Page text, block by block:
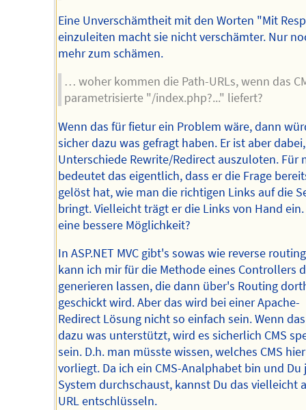
Eine Unverschämtheit mit den Worten "Mit
einzuleiten macht sie nicht verschämter. Nur
mehr zum schämen.
… woher kommen die Path-URLs, wenn das
parametrisierte "/index.php?..." liefert?
Wenn das für fietur ein Problem wäre, dann
sicher dazu was gefragt haben. Er ist aber
Unterschiede Rewrite/Redirect auszuloten. Für
bedeutet das eigentlich, dass er die Frage
gelöst hat, wie man die richtigen Links auf die
bringt. Vielleicht trägt er die Links von Hand
eine bessere Möglichkeit?
In ASP.NET MVC gibt's sowas wie reverse
kann ich mir für die Methode eines Controllers
generieren lassen, die dann über's Routing
geschickt wird. Aber das wird bei einer Apache-
Redirect Lösung nicht so einfach sein. Wenn das
dazu was unterstützt, wird es sicherlich CMS
sein. D.h. man müsste wissen, welches CMS hier
vorliegt. Da ich ein CMS-Analphabet bin und Du
System durchschaust, kannst Du das vielleicht
URL entschlüsseln.